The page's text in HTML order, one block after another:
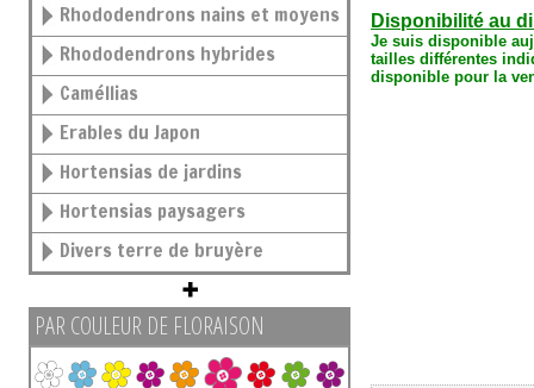
Rhododendrons nains et moyens
Rhododendrons hybrides
Caméllias
Erables du Japon
Hortensias de jardins
Hortensias paysagers
Divers terre de bruyère
PAR COULEUR DE FLORAISON
Disponibilité au
Je suis disponible
tailles différentes
disponible pour la